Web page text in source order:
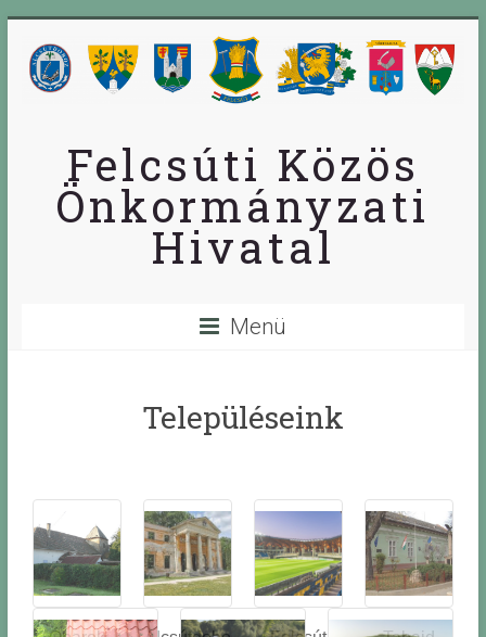
Felcsúti Közös
Önkormányzati
Hivatal
Menü
Településeink